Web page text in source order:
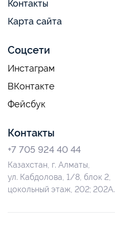
Контакты
Карта сайта
Соцсети
Инстаграм
ВКонтакте
Фейсбук
Контакты
+7 705 924 40 44
Казахстан, г. Алматы,
ул. Кабдолова, 1/8, блок 2,
цокольный этаж, 202; 202А.